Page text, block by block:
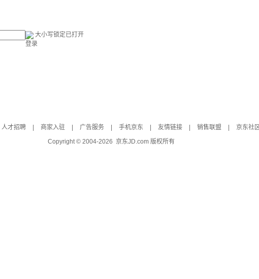
大小写锁定已打开
登录
人才招聘 商家入驻 广告服务 手机京东 友情链接 销售联盟 京东社区
Copyright © 2004-2026 京东JD.com 版权所有